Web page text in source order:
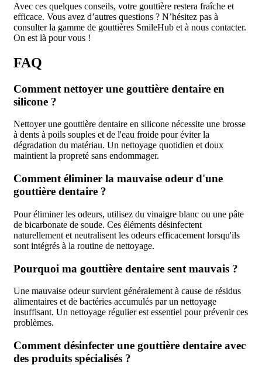
Avec ces quelques conseils, votre gouttière restera fraîche et
efficace. Vous avez d’autres questions ? N’hésitez pas à
consulter la gamme de gouttières SmileHub et à nous contacter.
On est là pour vous !
FAQ
Comment nettoyer une gouttière dentaire en
silicone ?
Nettoyer une gouttière dentaire en silicone nécessite une brosse
à dents à poils souples et de l'eau froide pour éviter la
dégradation du matériau. Un nettoyage quotidien et doux
maintient la propreté sans endommager.
Comment éliminer la mauvaise odeur d'une
gouttière dentaire ?
Pour éliminer les odeurs, utilisez du vinaigre blanc ou une pâte
de bicarbonate de soude. Ces éléments désinfectent
naturellement et neutralisent les odeurs efficacement lorsqu'ils
sont intégrés à la routine de nettoyage.
Pourquoi ma gouttière dentaire sent mauvais ?
Une mauvaise odeur survient généralement à cause de résidus
alimentaires et de bactéries accumulés par un nettoyage
insuffisant. Un nettoyage régulier est essentiel pour prévenir ces
problèmes.
Comment désinfecter une gouttière dentaire avec
des produits spécialisés ?